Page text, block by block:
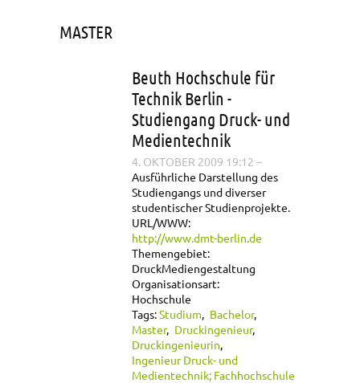
MASTER
Beuth Hochschule für
Technik Berlin -
Studiengang Druck- und
Medientechnik
4. OKTOBER 2009 19:12 –
Ausführliche Darstellung des
Studiengangs und diverser
studentischer Studienprojekte.
URL/WWW:
http://www.dmt-berlin.de
Themengebiet:
DruckMediengestaltung
Organisationsart:
Hochschule
Tags:Studium
Bachelor
Master
Druckingenieur
Druckingenieurin
Ingenieur Druck- und
Medientechnik; Fachhochschule